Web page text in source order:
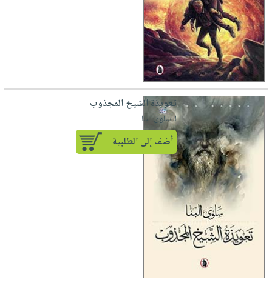
تعويذة الشيخ المجذوب
لـ سلوى البنا
أضف إلى الطلبية